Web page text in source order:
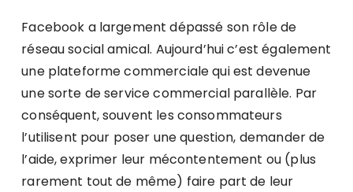
Facebook a largement dépassé son rôle de
réseau social amical. Aujourd’hui c’est également
une plateforme commerciale qui est devenue
une sorte de service commercial parallèle. Par
conséquent, souvent les consommateurs
l’utilisent pour poser une question, demander de
l’aide, exprimer leur mécontentement ou (plus
rarement tout de même) faire part de leur